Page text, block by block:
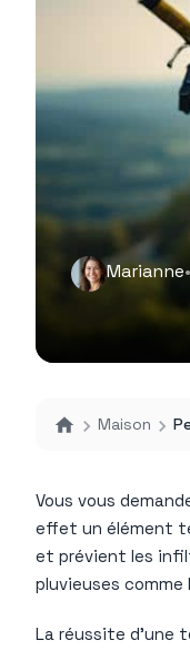
Marianne•
Maison
Vous vous
effet un élément
et prévient les
pluvieuses
La réussite d’une